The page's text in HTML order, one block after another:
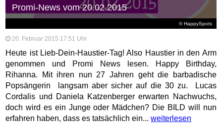
© HappySpots
Promi-News vom 20.02.2015
20. Februar 2015 17:51 Uhr
Heute ist Lieb-Dein-Haustier-Tag! Also Haustier in den Arm
genommen und Promi News lesen. Happy Birthday,
Rihanna. Mit ihren nun 27 Jahren geht die barbadische
Popsängerin langsam aber sicher auf die 30 zu. Lucas
Cordalis und Daniela Katzenberger erwarten Nachwuchs,
doch wird es ein Junge oder Mädchen? Die BILD will nun
erfahren haben, dass es tatsächlich ein...weiterlesen